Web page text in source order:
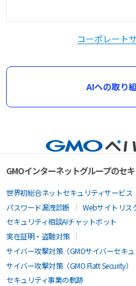
コーポレート
AIへの取り
GMOインターネットグループのセ
世界初総合ネットセキュリティサービス
パスワード漏洩診断
Webサイトリス
セキュリティ相談AIチャットボット
実在証明・盗聴対策
サイバー攻撃対策（GMOサイバーセキュ
サイバー攻撃対策（GMO Flatt Security）
セキュリティ事業の軌跡